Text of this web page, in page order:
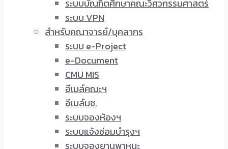
ระบบบัณฑิตศึกษาคณะวิศวกรรมศาสตร์
ระบบ VPN
สำหรับคณาจารย์/บุคลากร
ระบบ e-Project
e-Document
CMU MIS
อีเมล์คณะฯ
อีเมล์มช.
ระบบจองห้องฯ
ระบบแจ้งซ่อมบำรุงฯ
ระบบจองยานพาหนะ